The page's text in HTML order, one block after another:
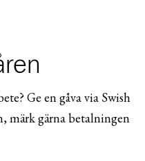
Ge en gåva via Swish
märk gärna betalningen